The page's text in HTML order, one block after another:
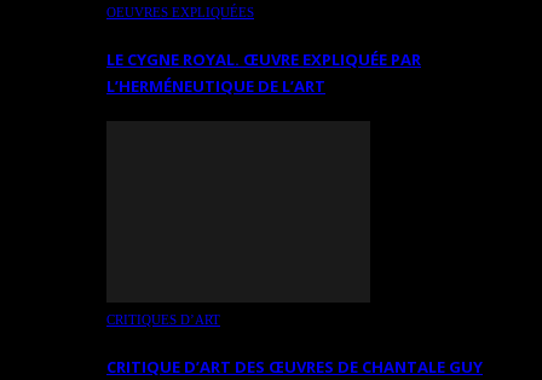
OEUVRES EXPLIQUÉES
LE CYGNE ROYAL. ŒUVRE EXPLIQUÉE PAR
L’HERMÉNEUTIQUE DE L’ART
CRITIQUES D’ART
CRITIQUE D’ART DES ŒUVRES DE CHANTALE GUY